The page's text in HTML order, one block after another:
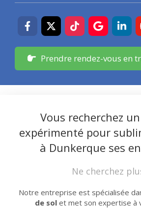
Prendre rendez-vous en
Vous recherchez
expérimenté pour
à Dunkerque ses
Ne cherchez
Notre entreprise est spécialisée
de sol et met son expertise à